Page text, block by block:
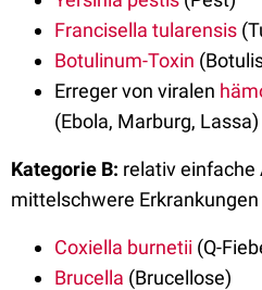
Francisella tularensis
Botulinum-Toxin
Erreger von viralen
(Ebola, Marburg, Lassa)
Kategorie B: relativ einfache
mittelschwere
Coxiella burnetii (Q-
Brucella (Brucellose)